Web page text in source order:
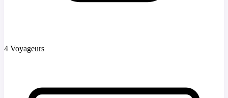
4 Voyageurs